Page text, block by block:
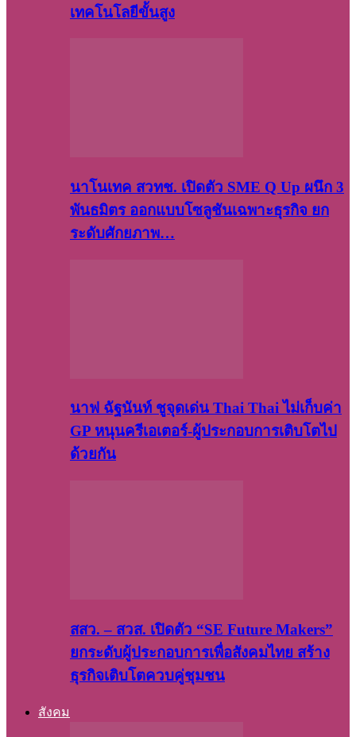
เทคโนโลยีขั้นสูง
นาโนเทค สวทช. เปิดตัว SME Q Up ผนึก 3
พันธมิตร ออกแบบโซลูชันเฉพาะธุรกิจ ยก
ระดับศักยภาพ…
นาฟ ฉัฐนันท์ ชูจุดเด่น Thai Thai ไม่เก็บค่า
GP หนุนครีเอเตอร์-ผู้ประกอบการเติบโตไป
ด้วยกัน
สสว. – สวส. เปิดตัว “SE Future Makers”
ยกระดับผู้ประกอบการเพื่อสังคมไทย สร้าง
ธุรกิจเติบโตควบคู่ชุมชน
สังคม